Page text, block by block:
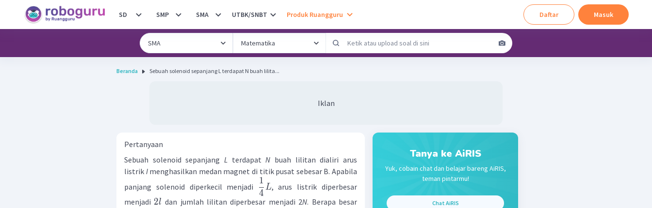
SD SMP SMA UTBK/SNBT Produk Ruangguru Daftar Masuk
Beranda Sebuah solenoid sepanjang L terdapat N buah lilita...
Iklan
Pertanyaan
Sebuah solenoid sepanjang L terdapatN buah lilitan dialiri arus
listrik I menghasilkan medan magnet di titik pusat sebesar B. Apabila
panjang solenoid diperkecil menjadi
4
1
L, arus listrik diperbesar
menjadi 2l dan jumlah lilitan diperbesar menjadi 2N. Berapa besar
Tanya ke AiRIS
Yuk, cobain chat dan belajar bareng AiRIS,
teman pintarmu!
Chat AiRIS